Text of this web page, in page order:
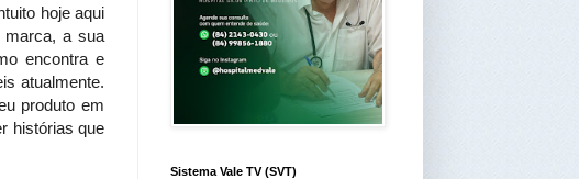
hoje aqui
marca, a sua
encontra e
atualmente.
produto em
histórias que
Sistema Vale TV (SVT)